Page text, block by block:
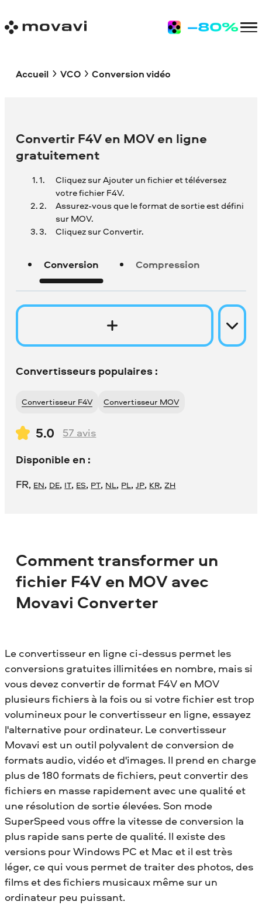
Accueil VCO Conversion vidéo
Convertir F4V en MOV en ligne
gratuitement
Cliquez sur Ajouter un fichier et téléversez
votre fichier F4V.
Assurez-vous que le format de sortie est défini
sur MOV.
Cliquez sur Convertir.
Conversion Compression
Convertisseurs populaires :
Convertisseur F4V Convertisseur MOV
5.0 57 avis
Disponible en :
FR, EN, DE, IT, ES, PT, NL, PL,JP, KR,ZH
Comment transformer un
fichier F4V en MOV avec
Movavi Converter
Le convertisseur en ligne ci-dessus permet les
conversions gratuites illimitées en nombre, mais si
vous devez convertir de format F4V en MOV
plusieurs fichiers à la fois ou si votre fichier est trop
volumineux pour le convertisseur en ligne, essayez
l'alternative pour ordinateur. Le convertisseur
Movavi est un outil polyvalent de conversion de
formats audio, vidéo et d'images. Il prend en charge
plus de 180 formats de fichiers, peut convertir des
fichiers en masse rapidement avec une qualité et
une résolution de sortie élevées. Son mode
SuperSpeed vous offre la vitesse de conversion la
plus rapide sans perte de qualité. Il existe des
versions pour Windows PC et Mac et il est très
léger, ce qui vous permet de traiter des photos, des
films et des fichiers musicaux même sur un
ordinateur peu puissant.